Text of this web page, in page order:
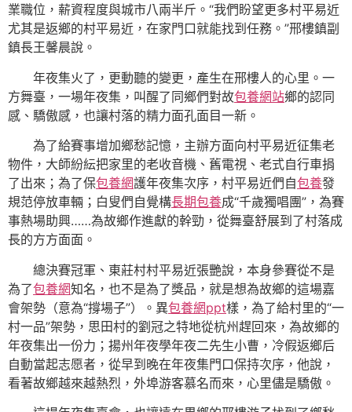
業職位，薪資程度與城市八兩半斤。“我們盼望更多村平易近
尤其是返鄉的村平易近，在家門口就能找到任務。”邢樓鎮副
鎮長王馨晨說。
年夜集火了，更動聽的變更，產生在邢樓人的心里。一
方舞臺，一場年夜集，叫醒了同鄉們對故包養網站鄉的認同
感、驕傲感，也讓村落的精力面孔面目一新。
為了給賽事增加鄉愁記憶，主辦方面向村平易近征集老
物件，大師紛紜把家里的老收音機、舊電視、老式自行車捐
了出來；為了保包養網護年夜集次序，村平易近們自包養發
規范停放車輛；白叟們自覺構長期包養成“千歲獨唱團”，為賽
事熱場助興……為故鄉作進獻的幹勁，從舞臺舒展到了村落成
長的方方面面。
總決賽冠軍、東莊村村平易近張艷說，本身參賽從不是
為了包養網知名，也不是為了獎品，就是想為故鄉的這場嘉
會架勢（意為“撐場子”）。異包養網ppt樣，為了給村里的“一
村一品”架勢，思田村的劉冠之特地從杭州趕回來，為故鄉的
年夜集出一份力；揚州年夜學年夜二先生小曹，冷假返鄉后
自動當起志愿者，從早到晚在年夜集門口保持次序，他說，
看著故鄉越來越熱烈，外埠游客慕名而來，心里儘是驕傲。